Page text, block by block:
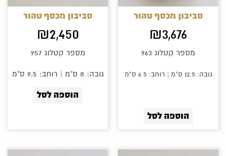
סביבון מכסף טהור
₪3,676
מספר קטלוג 963
גובה: 12.5 ס"מ | רוחב: 6.5 ס"מ
הוספה לסל
סביבון מכסף טהור
₪2,450
מספר קטלוג 957
גובה: 8 ס"מ | רוחב: 9.5 ס"מ
הוספה לסל